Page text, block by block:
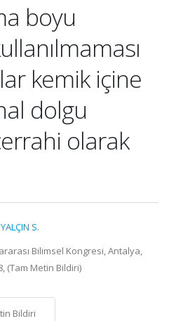
boyu
kemik içine
dolgu
olarak
YALÇIN S.
Bilimsel Kongresi, Antalya,
(Tam Metin Bildiri)
Bildiri